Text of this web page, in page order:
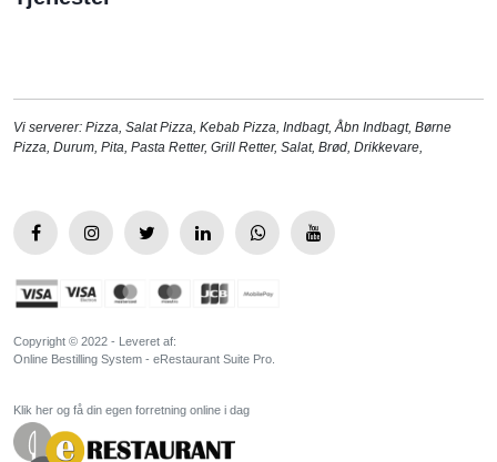
Vi serverer: Pizza Salat Pizza Kebab Pizza Indbagt, Åbn Indbagt, Børne
Pizza Durum Pita Pasta Retter, Grill Retter, Salat, Brød Drikkevare
Copyright © 2022 - Leveret af:
Online Bestilling System - eRestaurant Suite Pro.
Klik her og få din egen forretning online i dag